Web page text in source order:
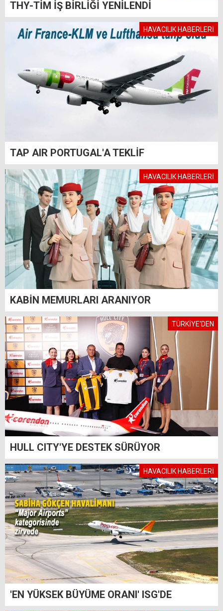
THY-TİM İŞ BİRLİĞİ YENİLENDİ
HAVACILIK HABERLERİ
TAP AIR PORTUGAL'A TEKLİF
HAVACILIK HABERLERİ
KABİN MEMURLARI ARANIYOR
TÜRKİYE'DEN
HULL CITY'YE DESTEK SÜRÜYOR
HAVACILIK HABERLERİ
'EN YÜKSEK BÜYÜME ORANI' ISG'DE